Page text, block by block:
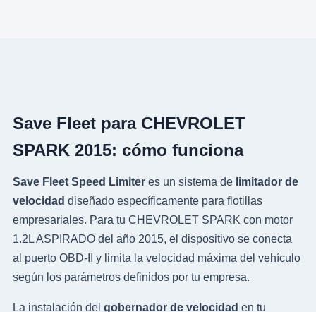
Save Fleet para CHEVROLET
SPARK 2015: cómo funciona
Save Fleet Speed Limiteres un sistema de limitador de
velocidad diseñado específicamente para flotillas
empresariales. Para tu CHEVROLET SPARK con motor
1.2L ASPIRADO del año 2015, el dispositivo se conecta
al puerto OBD-II y limita la velocidad máxima del vehículo
según los parámetros definidos por tu empresa.
La instalación del gobernador de velocidad en tu